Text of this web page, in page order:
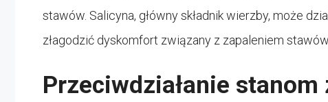
stawów. Salicyna, główny składnik wierzby, może
złagodzić dyskomfort związany z zapaleniem stawów.
Przeciwdziałanie stanom